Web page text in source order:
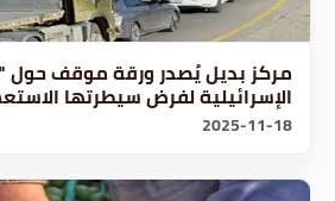
مركز بديل يُصدر ورقة موقف
الإسرائيلية لفرض سيطرتها
2025-11-18